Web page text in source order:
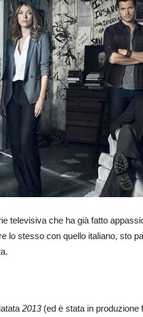
televisiva che ha già fatto
lo stesso con quello italiano, sto
2013(ed è stata in produzione